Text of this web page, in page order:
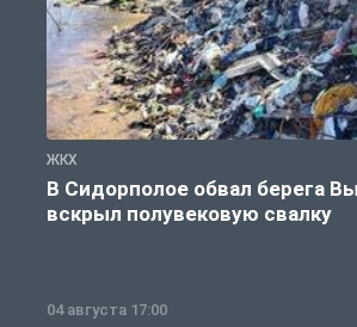
ЖКХ
В Сидорполое обвал берега
вскрыл полувековую свалку
04 августа 17:00